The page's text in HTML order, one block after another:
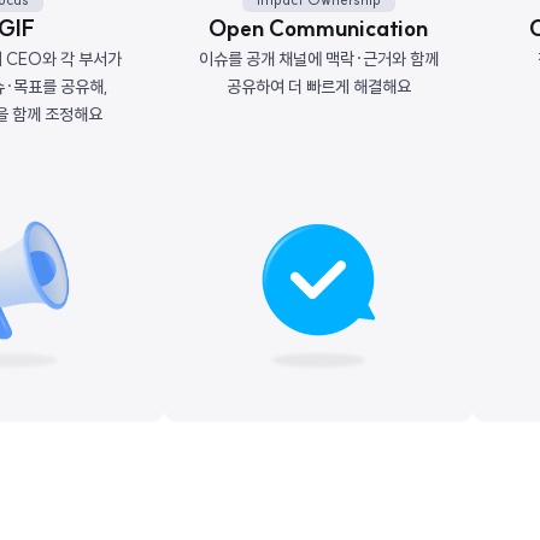
CEO와 각 부서가
목표를 공유해,
함께 조정해요
Open Communication
이슈를 공개 채널에 맥락·근거와 함께
공유하여 더 빠르게 해결해요